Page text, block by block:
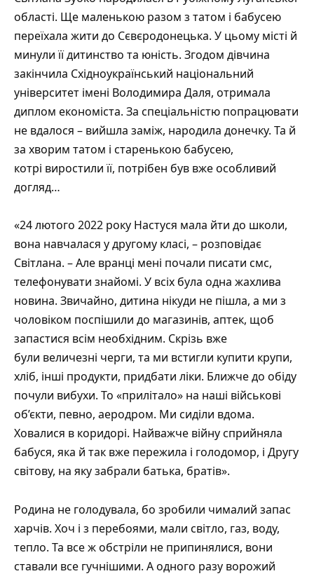
області. Ще маленькою разом з татом і бабусею
переїхала жити до Сєвєродонецька. У цьому місті й
минули її дитинство та юність. Згодом дівчина
закінчила Східноукраїнський національний
університет імені Володимира Даля, отримала
диплом економіста. За спеціальністю попрацювати
не вдалося – вийшла заміж, народила донечку. Та й
за хворим татом і старенькою бабусею,
котрі виростили її, потрібен був вже особливий
догляд…
«24 лютого 2022 року Настуся мала йти до школи,
вона навчалася у другому класі, – розповідає
Світлана. – Але вранці мені почали писати смс,
телефонувати знайомі. У всіх була одна жахлива
новина. Звичайно, дитина нікуди не пішла, а ми з
чоловіком поспішили до магазинів, аптек, щоб
запастися всім необхідним. Скрізь вже
були величезні черги, та ми встигли купити крупи,
хліб, інші продукти, придбати ліки. Ближче до обіду
почули вибухи. То «прилітало» на наші військові
об’єкти, певно, аеродром. Ми сиділи вдома.
Ховалися в коридорі. Найважче війну сприйняла
бабуся, яка й так вже пережила і голодомор, і Другу
світову, на яку забрали батька, братів».
Родина не голодувала, бо зробили чималий запас
харчів. Хоч і з перебоями, мали світло, газ, воду,
тепло. Та все ж обстріли не припинялися, вони
ставали все гучнішими. А одного разу ворожий